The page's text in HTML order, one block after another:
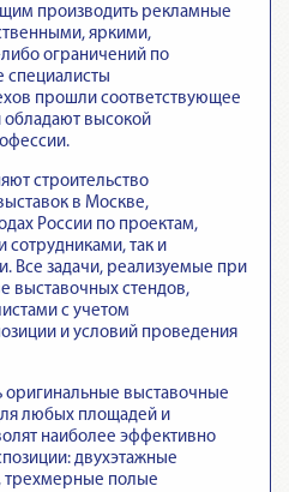
производить рекламные
яркими,
ограничений по
специалисты
прошли соответствующее
высокой
строительство
в Москве,
России по проектам,
так и
Все задачи, реализуемые при
выставочных стендов,
с учетом
и условий проведения
оригинальные выставочные
любых площадей и
наиболее эффективно
двухэтажные
трехмерные полые